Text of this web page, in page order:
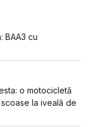
BAA3 cu
o motocicletă
la iveală de